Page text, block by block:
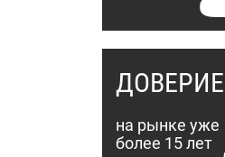
ДОВЕРИЕ
на рынке уже
более 15 лет